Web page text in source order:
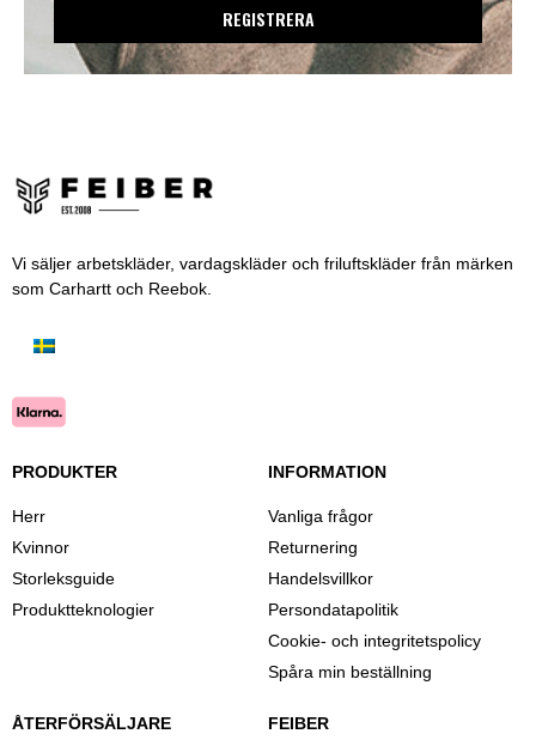
REGISTRERA
Vi säljer arbetskläder, vardagskläder och friluftskläder från märken
som Carhartt och Reebok.
PRODUKTER
Herr
Kvinnor
Storleksguide
Produktteknologier
INFORMATION
Vanliga frågor
Returnering
Handelsvillkor
Persondatapolitik
Cookie- och integritetspolicy
Spåra min beställning
ÅTERFÖRSÄLJARE FEIBER